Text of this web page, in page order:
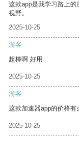
这款app是我学习路上
视野。
2025-10-25
游客
超棒啊 好用
2025-10-25
游客
这款加速器app的价格有
2025-10-25